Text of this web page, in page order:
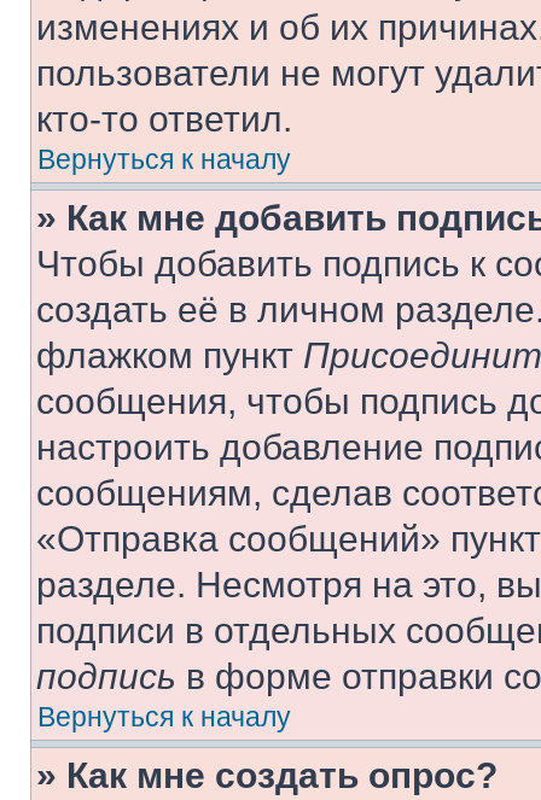
изменениях и об их
пользователи не могут
кто-то ответил.
Вернуться к началу
» Как мне добавить
Чтобы добавить подпись к
создать её в личном
флажком пункт
сообщения, чтобы подпись
настроить добавление
сообщениям, сделав
«Отправка сообщений»
разделе. Несмотря на это,
подписи в отдельных
подпись в форме отправки
Вернуться к началу
» Как мне создать опрос?